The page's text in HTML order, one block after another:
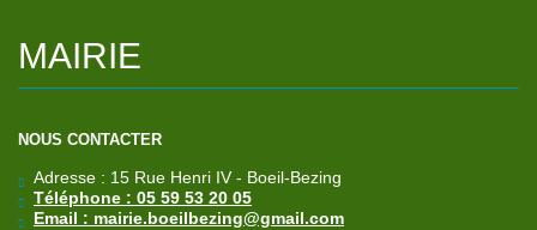
MAIRIE
NOUS CONTACTER
Adresse : 15 Rue Henri IV - Boeil-Bezing
Téléphone : 05 59 53 20 05
Email : mairie.boeilbezing@gmail.com